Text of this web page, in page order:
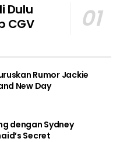
Dulu
CGV
Rumor Jackie
New Day
dengan Sydney
Secret